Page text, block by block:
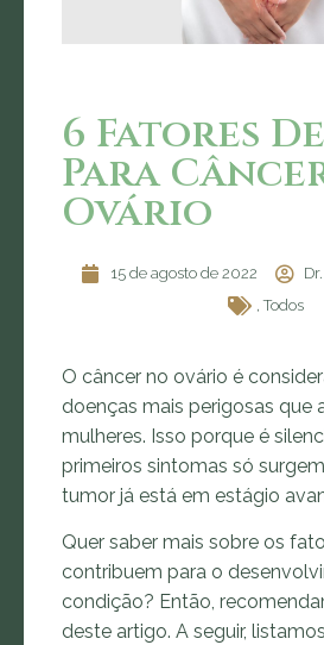
6 Fatores
Para
Ovário
15 de agosto de 2022
, Todos
O câncer no ovário é
doenças mais perigosas que
mulheres. Isso porque é
primeiros sintomas só
tumor já está em estágio
Quer saber mais sobre os
contribuem para o
condição? Então,
deste artigo. A seguir,